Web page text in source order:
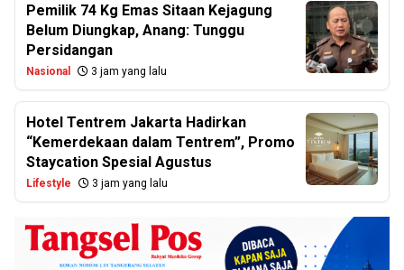
Pemilik 74 Kg Emas Sitaan Kejagung
Belum Diungkap, Anang: Tunggu
Persidangan
Nasional 3 jam yang lalu
Hotel Tentrem Jakarta Hadirkan
“Kemerdekaan dalam Tentrem”, Promo
Staycation Spesial Agustus
Lifestyle 3 jam yang lalu